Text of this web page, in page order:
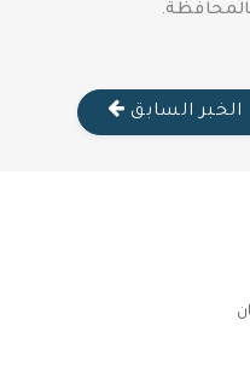
الخبر السابق